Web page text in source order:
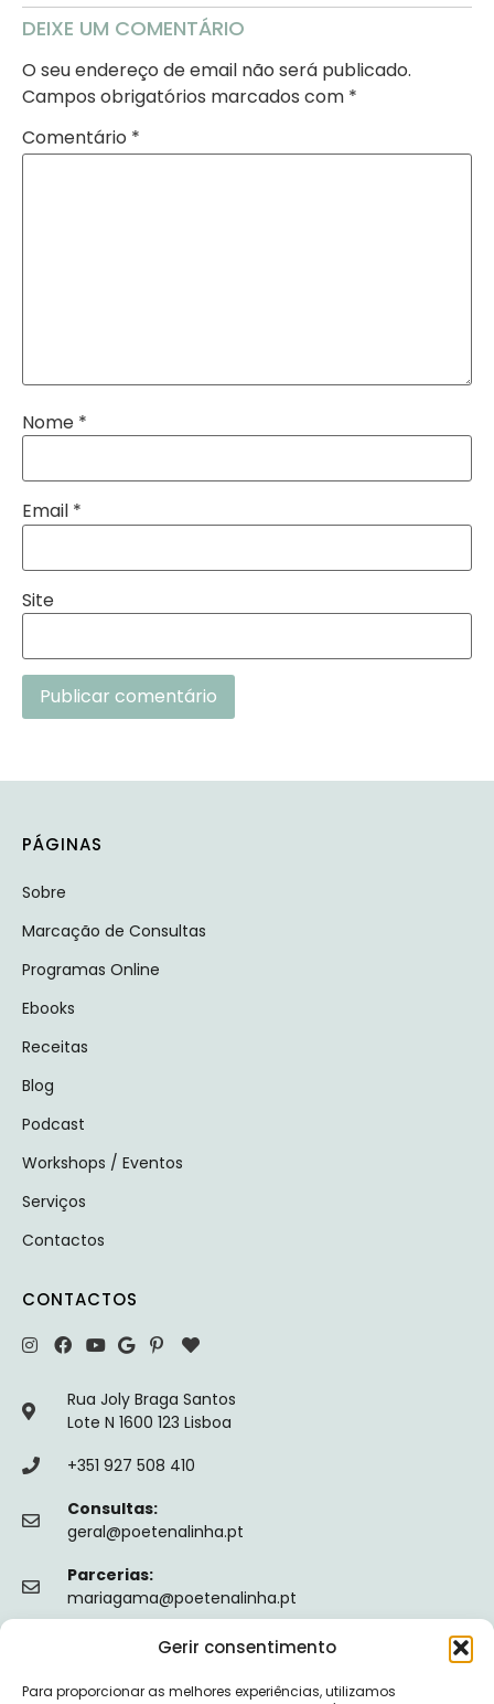
Gerir consentimento
Para proporcionar as melhores experiências, utilizamos
DEIXE UM COMENTÁRIO
O seu endereço de email não será publicado.
Campos obrigatórios marcados com *
Comentário *
Nome *
Email *
Site
PÁGINAS
Sobre
Marcação de Consultas
Programas Online
Ebooks
Receitas
Blog
Podcast
Workshops / Eventos
Serviços
Contactos
CONTACTOS
Rua Joly Braga Santos
Lote N 1600 123 Lisboa
+351 927 508 410
Consultas:
geral@poetenalinha.pt
Parcerias:
mariagama@poetenalinha.pt